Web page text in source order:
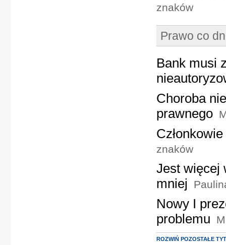
znaków
Prawo co
Bank musi
Choroba
prawnego
znaków
Jest więcej
mniej
Nowy I
problemu
ROZWIŃ POZOSTAŁE